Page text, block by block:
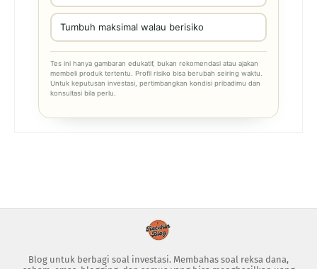
Tumbuh maksimal walau berisiko
Tes ini hanya gambaran edukatif, bukan rekomendasi atau ajakan
membeli produk tertentu. Profil risiko bisa berubah seiring waktu.
Untuk keputusan investasi, pertimbangkan kondisi pribadimu dan
konsultasi bila perlu.
Blog untuk berbagi soal investasi. Membahas soal reksa dana,